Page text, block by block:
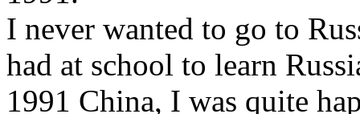
I never wanted to go to
had at school to learn
1991 China, I was quite